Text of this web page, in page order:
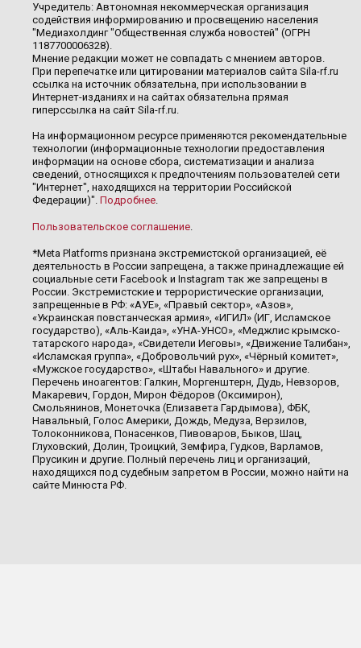
Учредитель: Автономная некоммерческая организация
содействия информированию и просвещению населения
"Медиахолдинг "Общественная служба новостей" (ОГРН
1187700006328).
Мнение редакции может не совпадать с мнением авторов.
При перепечатке или цитировании материалов сайта Sila-rf.ru
ссылка на источник обязательна, при использовании в
Интернет-изданиях и на сайтах обязательна прямая
гиперссылка на сайт Sila-rf.ru.
На информационном ресурсе применяются рекомендательные
технологии (информационные технологии предоставления
информации на основе сбора, систематизации и анализа
сведений, относящихся к предпочтениям пользователей сети
"Интернет", находящихся на территории Российской
Федерации)". Подробнее.
Пользовательское соглашение.
*Meta Platforms признана экстремистской организацией, её
деятельность в России запрещена, а также принадлежащие ей
социальные сети Facebook и Instagram так же запрещены в
России. Экстремистские и террористические организации,
запрещенные в РФ: «АУЕ», «Правый сектор», «Азов»,
«Украинская повстанческая армия», «ИГИЛ» (ИГ, Исламское
государство), «Аль-Каида», «УНА-УНСО», «Меджлис крымско-
татарского народа», «Свидетели Иеговы», «Движение Талибан»,
«Исламская группа», «Добровольчий рух», «Чёрный комитет»,
«Мужское государство», «Штабы Навального» и другие.
Перечень иноагентов: Галкин, Моргенштерн, Дудь, Невзоров,
Макаревич, Гордон, Мирон Фёдоров (Оксимирон),
Смольянинов, Монеточка (Елизавета Гардымова), ФБК,
Навальный, Голос Америки, Дождь, Медуза, Верзилов,
Толоконникова, Понасенков, Пивоваров, Быков, Шац,
Глуховский, Долин, Троицкий, Земфира, Гудков, Варламов,
Прусикин и другие. Полный перечень лиц и организаций,
находящихся под судебным запретом в России, можно найти на
сайте Минюста РФ.